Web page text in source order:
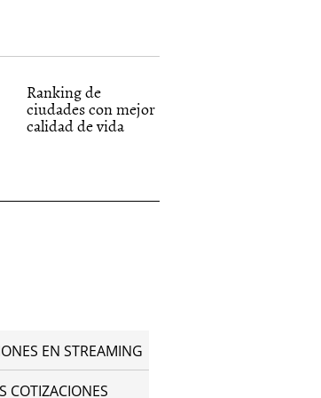
Ranking de
ciudades con mejor
calidad de vida
EN STREAMING
COTIZACIONES